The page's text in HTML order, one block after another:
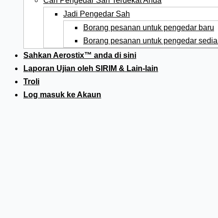
Jadi Pengedar Sah
Borang pesanan untuk pengedar baru
Borang pesanan untuk pengedar
Sahkan Aerostix™ anda di sini
Laporan Ujian oleh SIRIM & Lain-lain
Troli
Log masuk ke Akaun